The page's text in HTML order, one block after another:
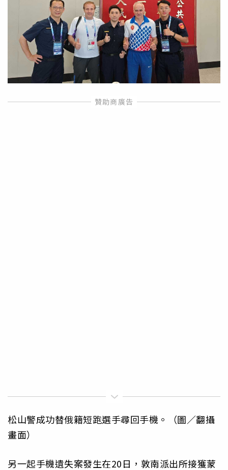
松山警成功替俄籍短跑選手尋回手機。（圖／翻攝
畫面）
另一起手機遺失案發生在20日，敦南派出所接獲蒙